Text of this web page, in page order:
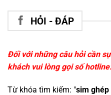
HỎI - ĐÁP
Đối với những câu hỏi cần
khách vui lòng gọi số
Từ khóa tìm kiếm: "sim ghép